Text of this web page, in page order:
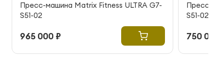
Пресс-машина Matrix Fitness ULTRA G7-
S51-02
965 000 ₽
Пресс-
S51-02
750